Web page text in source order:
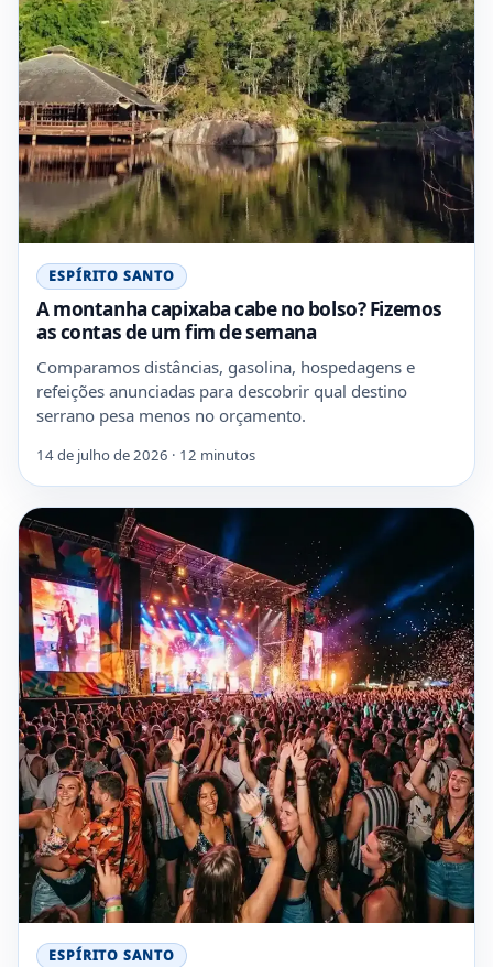
ESPÍRITO SANTO
A montanha capixaba cabe no bolso? Fizemos
as contas de um fim de semana
Comparamos distâncias, gasolina, hospedagens e
refeições anunciadas para descobrir qual destino
serrano pesa menos no orçamento.
14 de julho de 2026 · 12 minutos
ESPÍRITO SANTO